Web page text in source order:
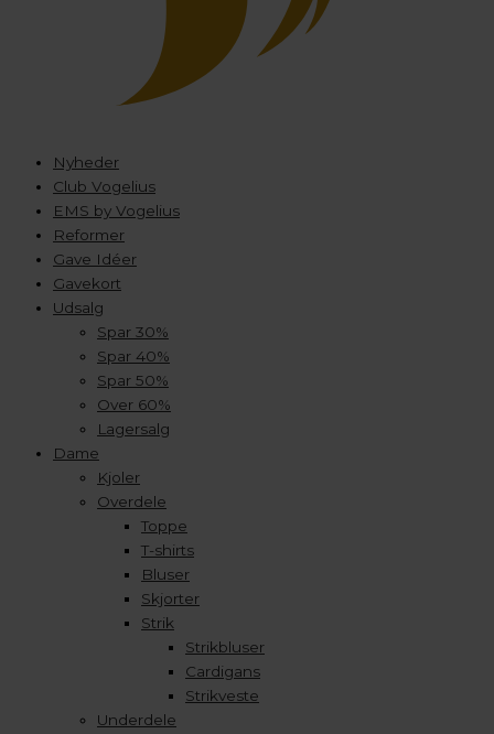
Nyheder
Club Vogelius
EMS by Vogelius
Reformer
Gave Idéer
Gavekort
Udsalg
Spar 30%
Spar 40%
Spar 50%
Over 60%
Lagersalg
Dame
Kjoler
Overdele
Toppe
T-shirts
Bluser
Skjorter
Strik
Strikbluser
Cardigans
Strikveste
Underdele